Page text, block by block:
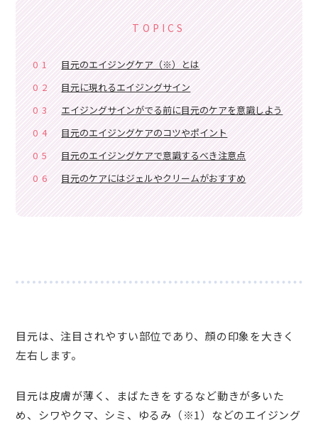
TOPICS
01
目元のエイジングケア（※）とは
02
目元に現れるエイジングサイン
03
エイジングサインがでる前に目元のケアを意識しよう
04
目元のエイジングケアのコツやポイント
05
目元のエイジングケアで意識するべき注意点
06
目元のケアにはジェルやクリームがおすすめ
目元は、注目されやすい部位であり、顔の印象を大きく
左右します。
目元は皮膚が薄く、まばたきをするなど動きが多いた
め、シワやクマ、シミ、ゆるみ（※1）などのエイジング